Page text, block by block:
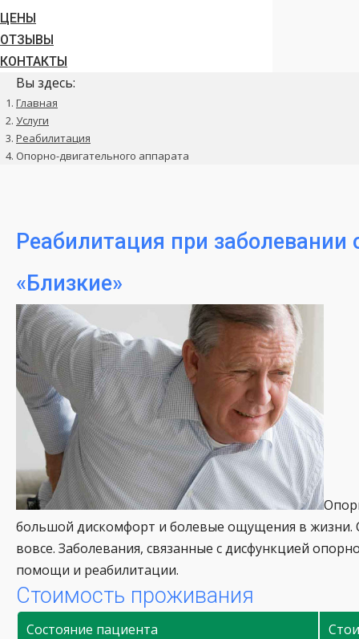
ЦЕНЫ
ОТЗЫВЫ
КОНТАКТЫ
Вы здесь:
Главная
Услуги
Реабилитация
Опорно-двигательного аппарата
Реабилитация при заболевании
«Близкие»
большой дискомфорт и болевые ощущения в жизни.
вовсе. Заболевания, связанные с дисфункцией
помощи и реабилитации.
Стоимость проживания
Состояние пациента